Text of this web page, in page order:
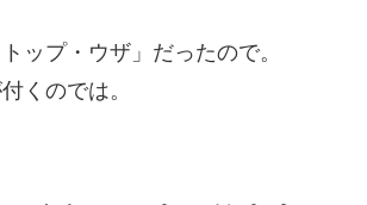
ップ・ウザ」だったので。
くのでは。